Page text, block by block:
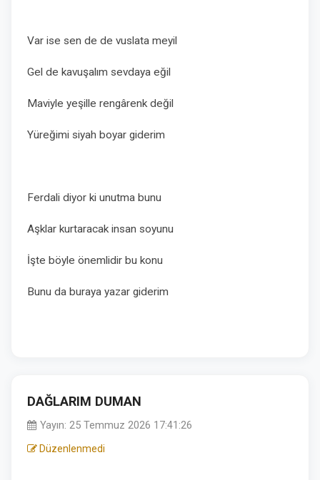
Var ise sen de de vuslata meyil
Gel de kavuşalım sevdaya eğil
Maviyle yeşille rengârenk değil
Yüreğimi siyah boyar giderim
Ferdali diyor ki unutma bunu
Aşklar kurtaracak insan soyunu
İşte böyle önemlidir bu konu
Bunu da buraya yazar giderim
DAĞLARIM DUMAN
Yayın: 25 Temmuz 2026 17:41:26
Düzenlenmedi